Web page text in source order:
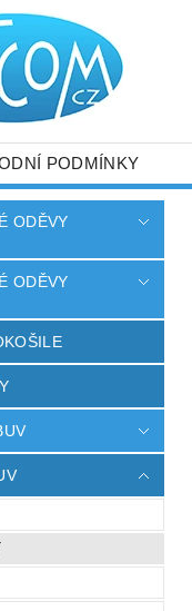
PODMÍNKY
ODĚVY
ODĚVY